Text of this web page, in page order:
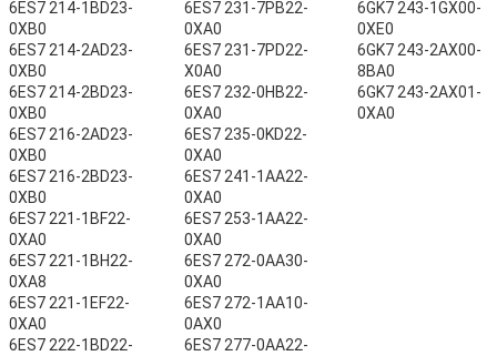
6ES7 214-1BD23-
0XB0
6ES7 214-2AD23-
0XB0
6ES7 214-2BD23-
0XB0
6ES7 216-2AD23-
0XB0
6ES7 216-2BD23-
0XB0
6ES7 221-1BF22-
0XA0
6ES7 221-1BH22-
0XA8
6ES7 221-1EF22-
0XA0
6ES7 222-1BD22-
6ES7 231-7PB22-
0XA0
6ES7 231-7PD22-
X0A0
6ES7 232-0HB22-
0XA0
6ES7 235-0KD22-
0XA0
6ES7 241-1AA22-
0XA0
6ES7 253-1AA22-
0XA0
6ES7 272-0AA30-
0XA0
6ES7 272-1AA10-
0AX0
6ES7 277-0AA22-
6GK7 243-1GX00-
0XE0
6GK7 243-2AX00-
8BA0
6GK7 243-2AX01-
0XA0